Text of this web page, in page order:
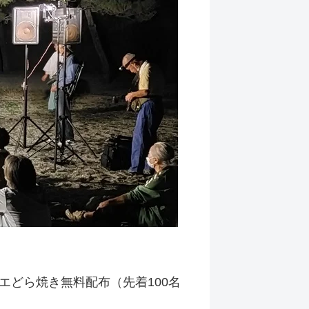
どら焼き無料配布（先着100名